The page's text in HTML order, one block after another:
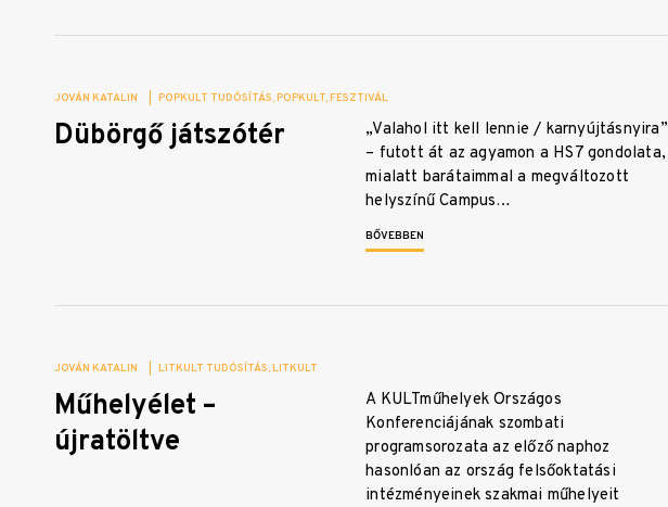
JOVÁN KATALIN POPKULT TUDÓSÍTÁS POPKULT FESZTIVÁL
Dübörgő játszótér
„Valahol itt kell lennie / karnyújtásnyira”
– futott át az agyamon a HS7 gondolata,
mialatt barátaimmal a megváltozott
helyszínű Campus…
BŐVEBBEN
JOVÁN KATALIN LITKULT TUDÓSÍTÁS LITKULT
Műhelyélet –
újratöltve
A KULTműhelyek Országos
Konferenciájának szombati
programsorozata az előző naphoz
hasonlóan az ország felsőoktatási
intézményeinek szakmai műhelyeit